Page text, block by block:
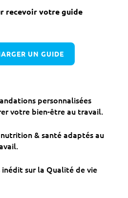
recevoir votre guide
UN GUIDE
personnalisées
votre bien-être au travail.
nutrition & santé adaptés au
inédit sur la Qualité de vie